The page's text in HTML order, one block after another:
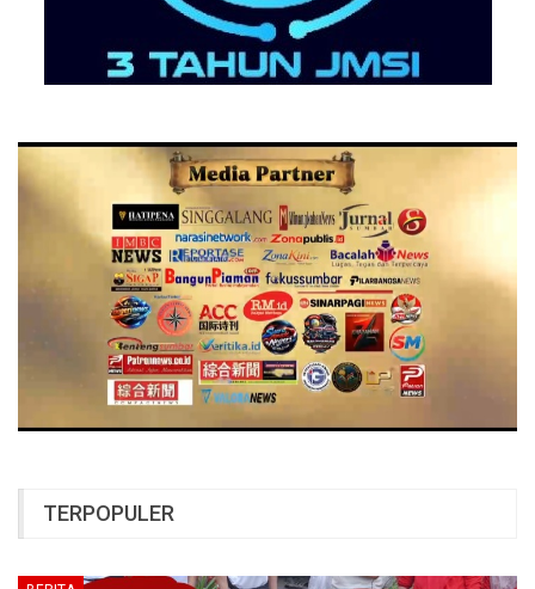
TERPOPULER